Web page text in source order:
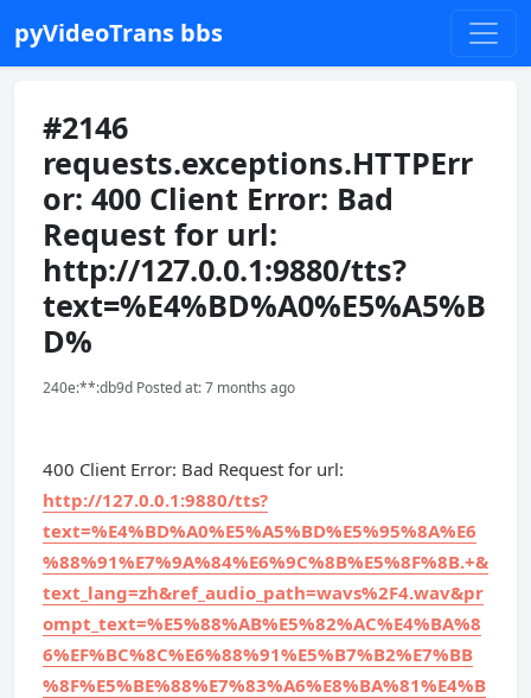
pyVideoTrans bbs
#2146
requests.exceptions.HTTPErr
or: 400 Client Error: Bad
Request for url:
http://127.0.0.1:9880/tts?
text=%E4%BD%A0%E5%A5%B
D%
240e:**:db9d Posted at: 7 months ago
400 Client Error: Bad Request for url:
http://127.0.0.1:9880/tts?
text=%E4%BD%A0%E5%A5%BD%E5%95%8A%E6
%88%91%E7%9A%84%E6%9C%8B%E5%8F%8B.+&
text_lang=zh&ref_audio_path=wavs%2F4.wav&pr
ompt_text=%E5%88%AB%E5%82%AC%E4%BA%8
6%EF%BC%8C%E6%88%91%E5%B7%B2%E7%BB
%8F%E5%BE%88%E7%83%A6%E8%BA%81%E4%B